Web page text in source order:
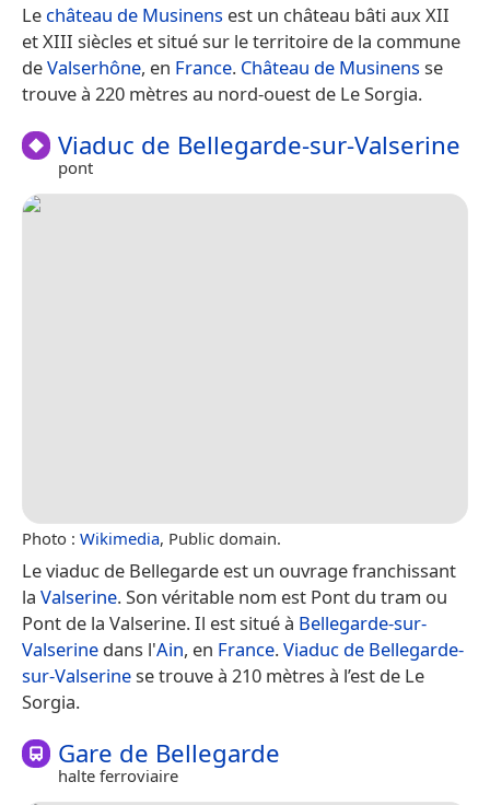
Le château de Musinens est un château bâti aux XII
et XIII siècles et situé sur le territoire de la commune
deValserhône, en France. Château de Musinensse
trouve à 220 mètres au nord-ouest de Le Sorgia.
Viaduc de Bellegarde-sur-Valserine
pont
Photo : Wikimedia, Public domain.
Le viaduc de Bellegarde est un ouvrage franchissant
la Valserine. Son véritable nom est Pont du tram ou
Pont de la Valserine. Il est situé à Bellegarde-sur-
Valserine dans l'Ain, en France.Viaduc de Bellegarde-
sur-Valserinese trouve à 210 mètres à l’est de Le
Sorgia.
Gare de Bellegarde
halte ferroviaire